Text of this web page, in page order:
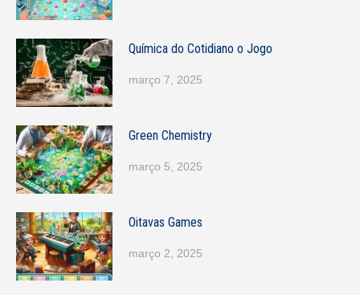
Química do Cotidiano o Jogo
março 7, 2025
Green Chemistry
março 5, 2025
Oitavas Games
março 2, 2025